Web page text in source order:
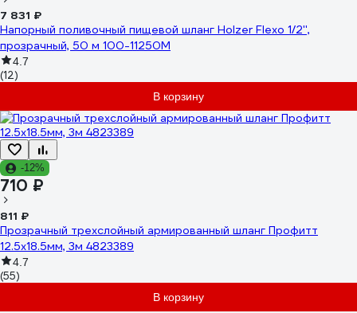
7 831 ₽
Напорный поливочный пищевой шланг Holzer Flexo 1/2'',
прозрачный, 50 м 100-11250M
4.7
(12)
В корзину
-12%
710 ₽
811 ₽
Прозрачный трехслойный армированный шланг Профитт
12.5х18.5мм, 3м 4823389
4.7
(55)
В корзину